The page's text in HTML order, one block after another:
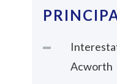
Acworth